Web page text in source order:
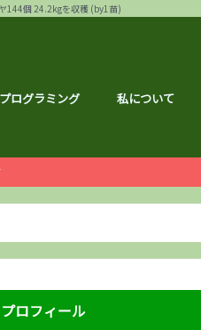
144個 24.2kgを収穫 (by1苗)
ログラミング 私について
報告
ス
ション
イド
ハーフマラソン
ーサイドマラソン
ソン
ーニング
のこと
と
こと
こと
と
と
分析
レポ
ルドッグ
約情報
納税
プロフィール